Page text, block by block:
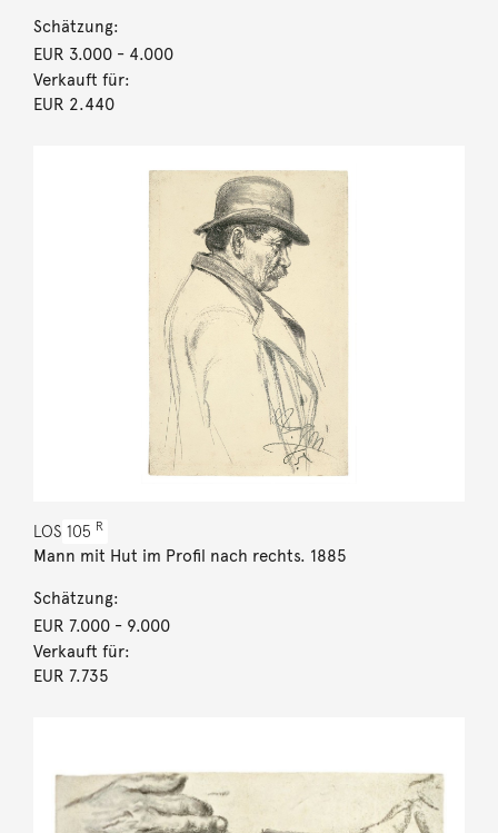
Schätzung:
EUR 3.000- 4.000
Verkauft für:
EUR 2.440
LOS 105 R
Mann mit Hut im Profil nach rechts. 1885
Schätzung:
EUR 7.000- 9.000
Verkauft für:
EUR 7.735